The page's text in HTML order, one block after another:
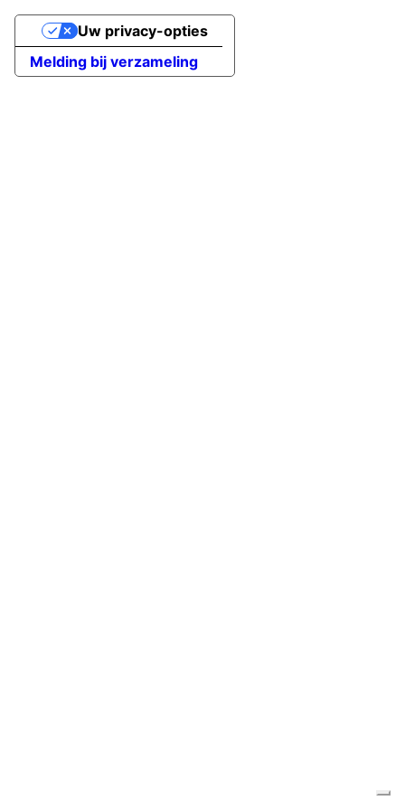
Melding bij verzameling
Uw privacy-opties